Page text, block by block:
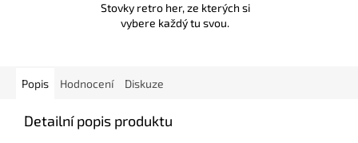
Stovky retro her, ze kterých si
vybere každý tu svou.
Popis Hodnocení Diskuze
Detailní popis produktu